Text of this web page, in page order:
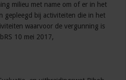
milieu met name om of er in het
gepleegd bij activiteiten die in het
waarvoor de vergunning is
10 mei 2017,